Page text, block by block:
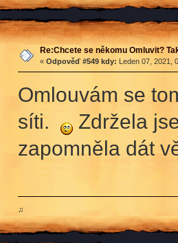
Re:Chcete se někomu Omluvit?
« Odpověď #549 kdy: Leden 07, 2021,
Omlouvám se
síti.
Zdržela
zapomněla dát
♫